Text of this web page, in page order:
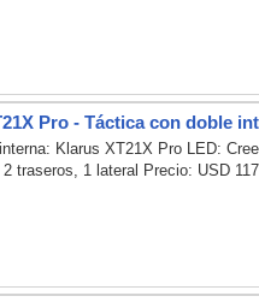
Pro - Táctica con doble
Klarus XT21X Pro LED:
traseros, 1 lateral Precio: USD